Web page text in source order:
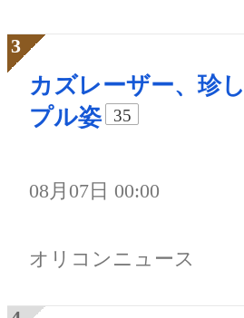
カズレーザー、珍
プル姿
35
08月07日 00:00
オリコンニュース